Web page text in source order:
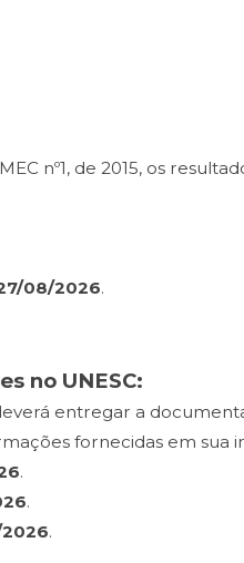
nº1, de 2015, os
08/2026.
no UNESC:
entregar a
fornecidas em sua
.
.
.